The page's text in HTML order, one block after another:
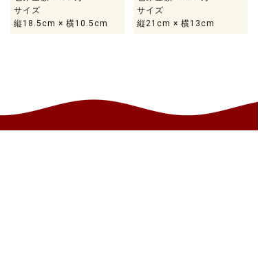
サイズ
縦18.5cm × 横10.5cm
サイズ
縦21cm × 横13cm